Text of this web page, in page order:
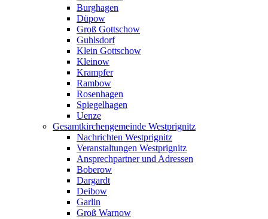
Burghagen
Düpow
Groß Gottschow
Guhlsdorf
Klein Gottschow
Kleinow
Krampfer
Rambow
Rosenhagen
Spiegelhagen
Uenze
Gesamtkirchengemeinde Westprignitz
Nachrichten Westprignitz
Veranstaltungen Westprignitz
Ansprechpartner und Adressen
Boberow
Dargardt
Deibow
Garlin
Groß Warnow